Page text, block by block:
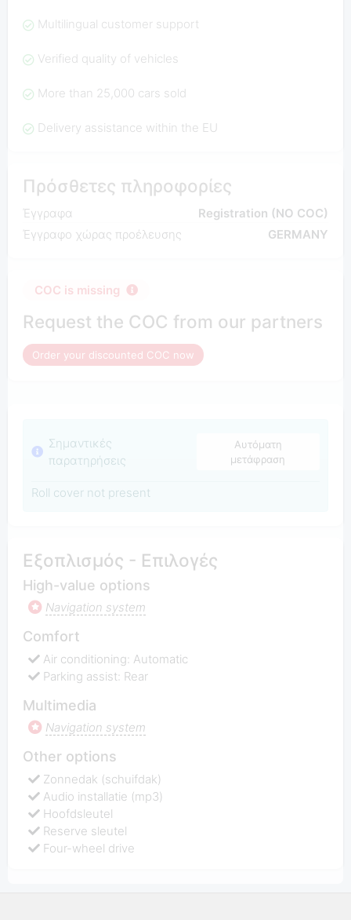
Multilingual customer support
Verified quality of vehicles
More than 25,000 cars sold
Delivery assistance within the EU
Πρόσθετες πληροφορίες
Έγγραφα
Registration (NO COC)
Έγγραφο χώρας προέλευσης
GERMANY
COC is missing
Request the COC from our partners
Order your discounted COC now
Σημαντικές
παρατηρήσεις
Αυτόματη
μετάφραση
Roll cover not present
Εξοπλισμός - Επιλογές
High-value options
Navigation system
Comfort
Air conditioning: Automatic
Parking assist: Rear
Multimedia
Navigation system
Other options
Zonnedak (schuifdak)
Audio installatie (mp3)
Hoofdsleutel
Reserve sleutel
Four-wheel drive